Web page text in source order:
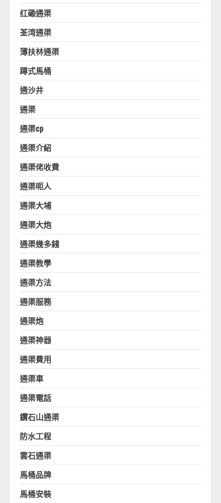
红磡通渠
荃湾通渠
薄扶林通渠
蹲式馬桶
通沙井
通渠
通渠cp
通渠介紹
通渠佬收費
通渠呃人
通渠大埔
通渠大炮
通渠幾多錢
通渠教學
通渠方法
通渠服務
通渠炮
通渠神器
通渠費用
通渠車
通渠電話
鑽石山通渠
防水工程
雲石通渠
馬桶品牌
馬桶安裝